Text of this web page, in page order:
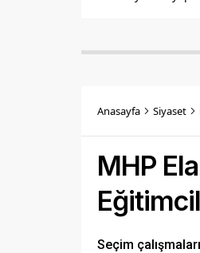
Anasayfa Siyaset
MHP
Seçim